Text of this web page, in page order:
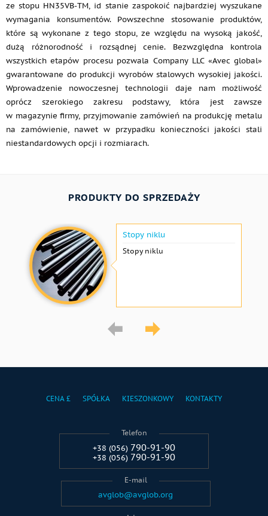
ze stopu HN35VB-TM, id stanie zaspokoić najbardziej wyszukane
wymagania konsumentów. Powszechne stosowanie produktów,
które są wykonane z tego stopu, ze względu na wysoką jakość,
dużą różnorodność i rozsądnej cenie. Bezwzględna kontrola
wszystkich etapów procesu pozwala Company LLC «Avec global»
gwarantowane do produkcji wyrobów stalowych wysokiej jakości.
Wprowadzenie nowoczesnej technologii daje nam możliwość
oprócz szerokiego zakresu podstawy, która jest zawsze
w magazynie firmy, przyjmowanie zamówień na produkcję metalu
na zamówienie, nawet w przypadku konieczności jakości stali
niestandardowych opcji i rozmiarach.
PRODUKTY DO SPRZEDAŻY
Stopy niklu
Stopy niklu
CENA £ SPÓŁKA KIESZONKOWY KONTAKTY
Telefon
+38 (056) 790-91-90
+38 (056) 790-91-90
E-mail
avglob@avglob.org